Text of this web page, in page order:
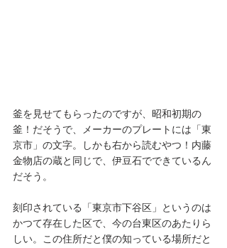
釜を見せてもらったのですが、昭和初期の
釜！だそうで、メーカーのプレートには「東
京市」の文字。しかも右から読むやつ！内藤
金物店の蔵と同じで、伊豆石でできているん
だそう。
刻印されている「東京市下谷区」というのは
かつて存在した区で、今の台東区のあたりら
しい。この住所だと僕の知っている場所だと